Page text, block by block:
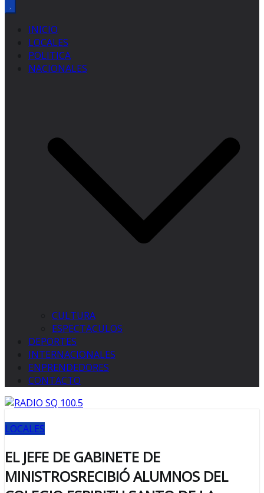
INICIO
LOCALES
POLITICA
NACIONALES
CULTURA
ESPECTACULOS
DEPORTES
INTERNACIONALES
ENPRENDEDORES
CONTACTO
LOCALES
EL JEFE DE GABINETE DE
MINISTROSRECIBIÓ ALUMNOS DEL